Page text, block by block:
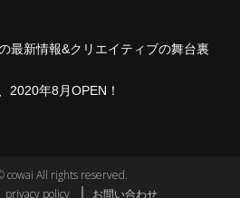
最新情報&クリエイティブの舞台裏
2020年8 月OPEN ！
cowai All rights reserved.
privacy policy お問い合わせ